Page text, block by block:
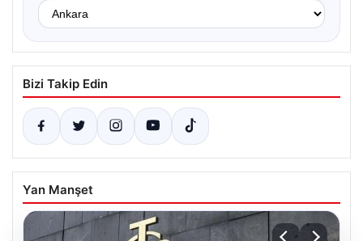
Bizi Takip Edin
Yan Manşet